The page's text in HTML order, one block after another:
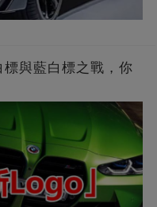
與藍白標之戰，你